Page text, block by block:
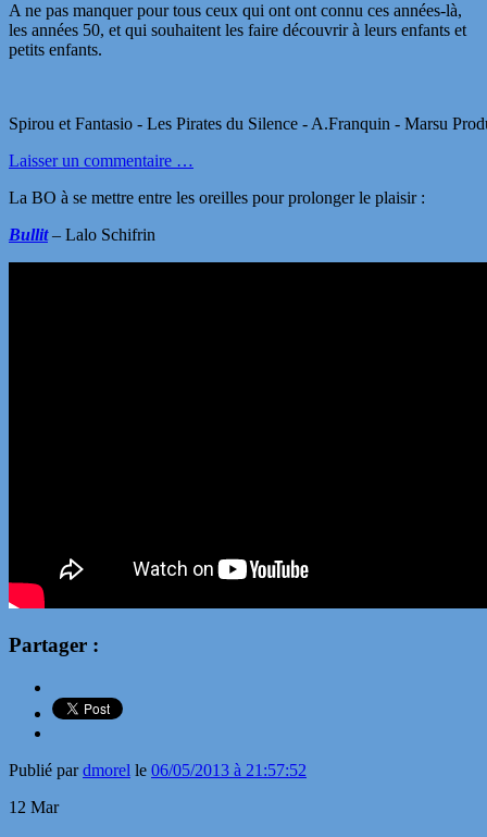
A ne pas manquer pour tous ceux qui ont ont connu ces années-là,
les années 50, et qui souhaitent les faire découvrir à leurs enfants et
petits enfants.
Spirou et Fantasio - Les Pirates du Silence - A.Franquin - Marsu
Laisser un commentaire …
La BO à se mettre entre les oreilles pour prolonger le plaisir :
Bullit – Lalo Schifrin
Partager :
Publié pardmorel le 06/05/2013 à 21:57:52
12 Mar